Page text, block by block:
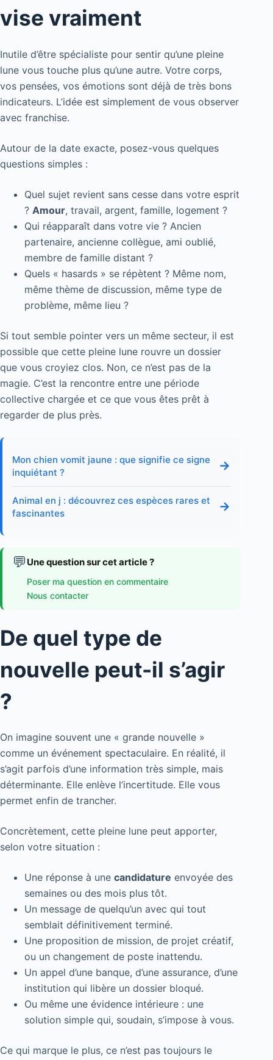
vise vraiment
Inutile d’être spécialiste pour sentir qu’une pleine
lune vous touche plus qu’une autre. Votre corps,
vos pensées, vos émotions sont déjà de très bons
indicateurs. L’idée est simplement de vous observer
avec franchise.
Autour de la date exacte, posez-vous quelques
questions simples :
Quel sujet revient sans cesse dans votre esprit
? Amour, travail, argent, famille, logement ?
Qui réapparaît dans votre vie ? Ancien
partenaire, ancienne collègue, ami oublié,
membre de famille distant ?
Quels « hasards » se répètent ? Même nom,
même thème de discussion, même type de
problème, même lieu ?
Si tout semble pointer vers un même secteur, il est
possible que cette pleine lune rouvre un dossier
que vous croyiez clos. Non, ce n’est pas de la
magie. C’est la rencontre entre une période
collective chargée et ce que vous êtes prêt à
regarder de plus près.
Mon chien vomit jaune : que signifie ce signe
inquiétant ?
→
Animal en j : découvrez ces espèces rares et
fascinantes
→
💬 Une question sur cet article ?
Poser ma question en commentaire
Nous contacter
De quel type de
nouvelle peut-il s’agir
?
On imagine souvent une « grande nouvelle »
comme un événement spectaculaire. En réalité, il
s’agit parfois d’une information très simple, mais
déterminante. Elle enlève l’incertitude. Elle vous
permet enfin de trancher.
Concrètement, cette pleine lune peut apporter,
selon votre situation :
Une réponse à une candidature envoyée des
semaines ou des mois plus tôt.
Un message de quelqu’un avec qui tout
semblait définitivement terminé.
Une proposition de mission, de projet créatif,
ou un changement de poste inattendu.
Un appel d’une banque, d’une assurance, d’une
institution qui libère un dossier bloqué.
Ou même une évidence intérieure : une
solution simple qui, soudain, s’impose à vous.
Ce qui marque le plus, ce n’est pas toujours le